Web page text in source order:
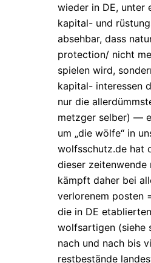
wieder in DE, unter
kapital- und
absehbar, dass
protection/ nicht
spielen wird,
kapital- interessen
nur die
metzger selber) —
um „die wölfe“ in
wolfsschutz.de hat
dieser
kämpft daher bei
verlorenem posten
die in DE
wolfsartigen (siehe
nach und nach bis
restbestände